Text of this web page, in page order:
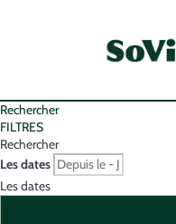
Rechercher
FILTRES
Rechercher
Les dates
Les dates